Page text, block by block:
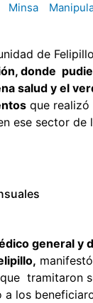
Minsa
de
donde
salud y el
que realizó
ese sector de
general y
tramitaron
a los